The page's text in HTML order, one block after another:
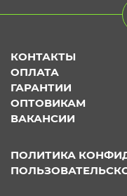
КОНТАКТЫ
ОПЛАТА
ГАРАНТИИ
ОПТОВИКАМ
ВАКАНСИИ
ПОЛИТИКА